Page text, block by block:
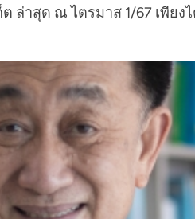
ล่าสุด ณ ไตรมาส 1/67 เพี